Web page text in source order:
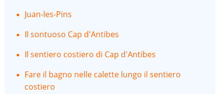
Juan-les-Pins
Il sontuoso Cap d'Antibes
Il sentiero costiero di Cap d'Antibes
Fare il bagno nelle calette lungo il sentiero
costiero